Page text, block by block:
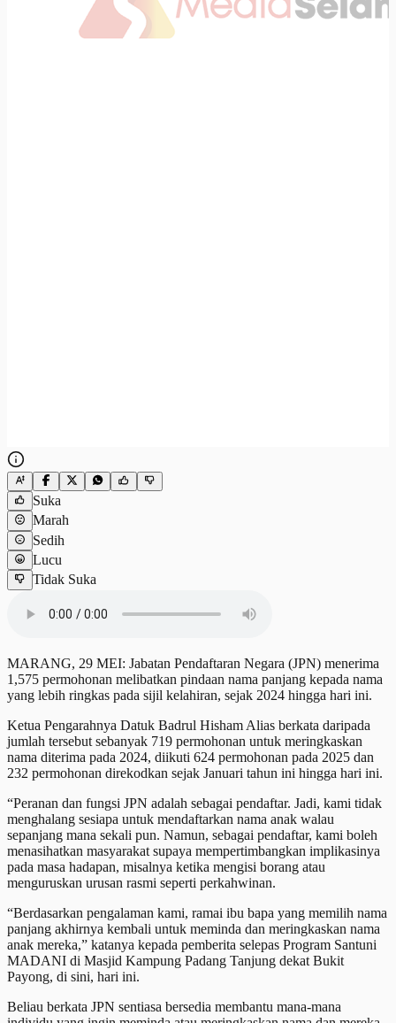
Suka
Marah
Sedih
Lucu
Tidak Suka
MARANG, 29 MEI: Jabatan Pendaftaran Negara (JPN) menerima
1,575 permohonan melibatkan pindaan nama panjang kepada nama
yang lebih ringkas pada sijil kelahiran, sejak 2024 hingga hari ini.
Ketua Pengarahnya Datuk Badrul Hisham Alias berkata daripada
jumlah tersebut sebanyak 719 permohonan untuk meringkaskan
nama diterima pada 2024, diikuti 624 permohonan pada 2025 dan
232 permohonan direkodkan sejak Januari tahun ini hingga hari ini.
“Peranan dan fungsi JPN adalah sebagai pendaftar. Jadi, kami tidak
menghalang sesiapa untuk mendaftarkan nama anak walau
sepanjang mana sekali pun. Namun, sebagai pendaftar, kami boleh
menasihatkan masyarakat supaya mempertimbangkan implikasinya
pada masa hadapan, misalnya ketika mengisi borang atau
menguruskan urusan rasmi seperti perkahwinan.
“Berdasarkan pengalaman kami, ramai ibu bapa yang memilih nama
panjang akhirnya kembali untuk meminda dan meringkaskan nama
anak mereka,” katanya kepada pemberita selepas Program Santuni
MADANI di Masjid Kampung Padang Tanjung dekat Bukit
Payong, di sini, hari ini.
Beliau berkata JPN sentiasa bersedia membantu mana-mana